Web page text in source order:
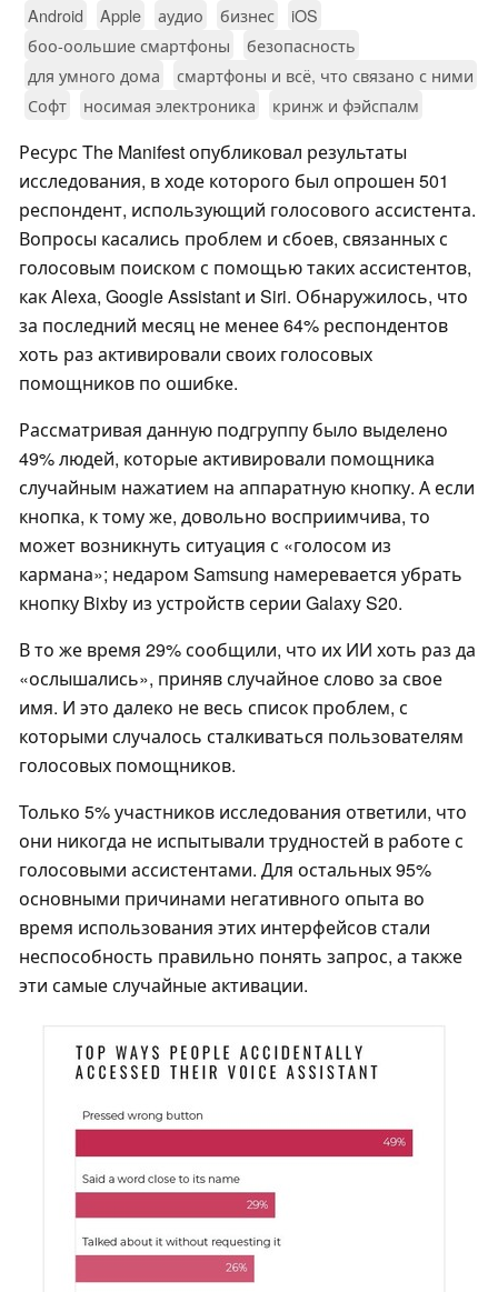
Android Apple аудио бизнес
iOS
боо-оольшие смартфоны
безопасность
для умного дома
смартфоны и всё, что связано с ними
Софт
носимая электроника кринж и фэйспалм
Ресурс The Manifest опубликовал результаты
исследования, в ходе которого был опрошен 501
респондент, использующий голосового ассистента.
Вопросы касались проблем и сбоев, связанных с
голосовым поиском с помощью таких ассистентов,
как Alexa, Google Assistant и Siri. Обнаружилось, что
за последний месяц не менее 64% ​​респондентов
хоть раз активировали своих голосовых
помощников по ошибке.
Рассматривая данную подгруппу было выделено
49% людей, которые активировали помощника
случайным нажатием на аппаратную кнопку. А если
кнопка, к тому же, довольно восприимчива, то
может возникнуть ситуация с «голосом из
кармана»; недаром Samsung намеревается убрать
кнопку Bixby из устройств серии Galaxy S20.
В то же время 29% сообщили, что их ИИ хоть раз да
«ослышались», приняв случайное слово за свое
имя. И это далеко не весь список проблем, с
которыми случалось сталкиваться пользователям
голосовых помощников.
Только 5% участников исследования ответили, что
они никогда не испытывали трудностей в работе с
голосовыми ассистентами. Для остальных 95%
основными причинами негативного опыта во
время использования этих интерфейсов стали
неспособность правильно понять запрос, а также
эти самые случайные активации.